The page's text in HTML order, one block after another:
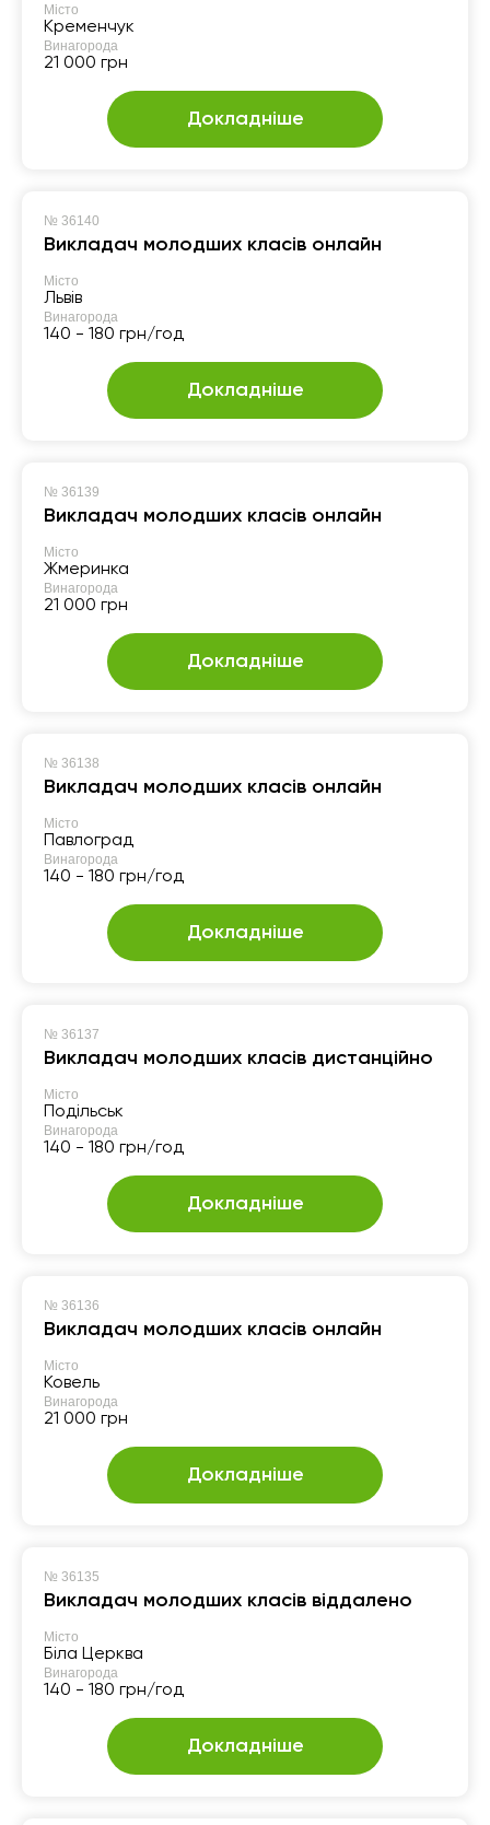
Місто
Кременчук
Винагорода
21 000 грн
Докладніше
№ 36140
Викладач молодших класів онлайн
Місто
Львів
Винагорода
140 - 180 грн/год
Докладніше
№ 36139
Викладач молодших класів онлайн
Місто
Жмеринка
Винагорода
21 000 грн
Докладніше
№ 36138
Викладач молодших класів онлайн
Місто
Павлоград
Винагорода
140 - 180 грн/год
Докладніше
№ 36137
Викладач молодших класів дистанційно
Місто
Подільськ
Винагорода
140 - 180 грн/год
Докладніше
№ 36136
Викладач молодших класів онлайн
Місто
Ковель
Винагорода
21 000 грн
Докладніше
№ 36135
Викладач молодших класів віддалено
Місто
Біла Церква
Винагорода
140 - 180 грн/год
Докладніше